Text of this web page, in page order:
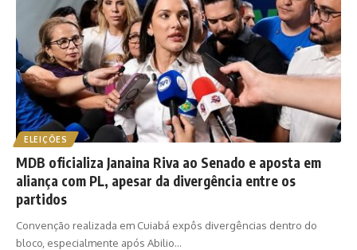
ELEIÇÕES
MDB oficializa Janaina Riva ao Senado e aposta em
aliança com PL, apesar da divergência entre os
partidos
Convenção realizada em Cuiabá expôs divergências dentro do
bloco, especialmente após Abilio…